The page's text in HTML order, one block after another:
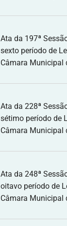
Ata da 197ª
sexto período de
Câmara Municipal
Ata da 228ª
sétimo período de
Câmara Municipal
Ata da 248ª
oitavo período de
Câmara Municipal